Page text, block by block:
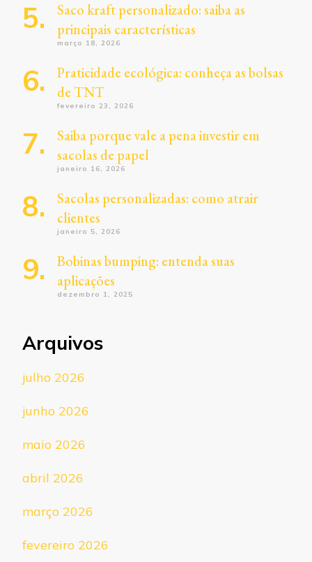
Saco kraft personalizado: saiba as
principais características
março 18, 2026
Praticidade ecológica: conheça as bolsas
de TNT
fevereiro 23, 2026
Saiba porque vale a pena investir em
sacolas de papel
janeiro 16, 2026
Sacolas personalizadas: como atrair
clientes
janeiro 5, 2026
Bobinas bumping: entenda suas
aplicações
dezembro 1, 2025
Arquivos
julho 2026
junho 2026
maio 2026
abril 2026
março 2026
fevereiro 2026